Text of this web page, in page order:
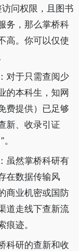
问权限，且图书
务，那么掌桥科
高。你可以仅使
：对于只需查阅少
的本科生，知网
费提供）已足够
新、收录引证
：虽然掌桥科研有
在数据传输风
商业机密或国防
道走线下查新流
迹。
科研的查新和收